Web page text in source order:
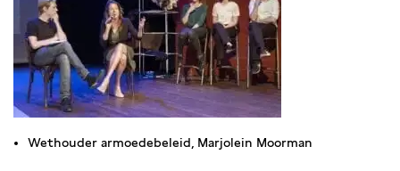
Wethouder armoedebeleid, Marjolein Moorman